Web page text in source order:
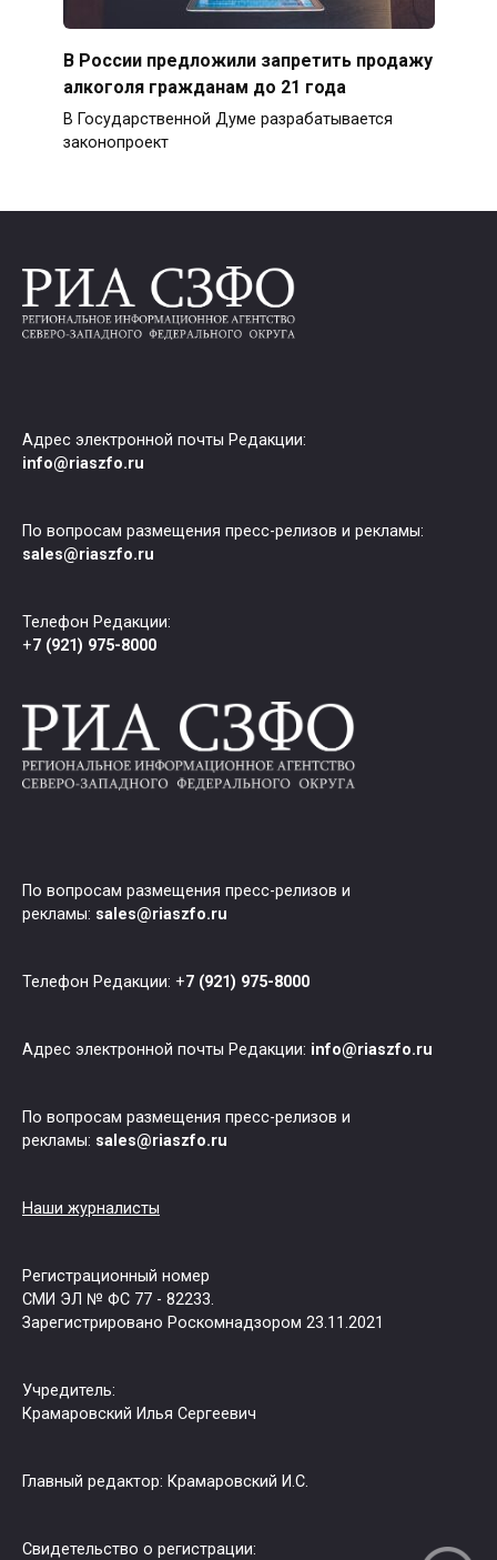
В России предложили запретить продажу
алкоголя гражданам до 21 года
В Государственной Думе разрабатывается
законопроект
Адрес электронной почты Редакции:
info@riaszfo.ru
По вопросам размещения пресс-релизов и рекламы:
sales@riaszfo.ru
Телефон Редакции:
+7 (921) 975-8000
По вопросам размещения пресс-релизов и
рекламы: sales@riaszfo.ru
Телефон Редакции: +7 (921) 975-8000
Адрес электронной почты Редакции: info@riaszfo.ru
По вопросам размещения пресс-релизов и
рекламы: sales@riaszfo.ru
Наши журналисты
Регистрационный номер
СМИ ЭЛ № ФС 77 - 82233.
Зарегистрировано Роскомнадзором 23.11.2021
Учредитель:
Крамаровский Илья Сергеевич
Главный редактор: Крамаровский И.С.
Свидетельство о регистрации: